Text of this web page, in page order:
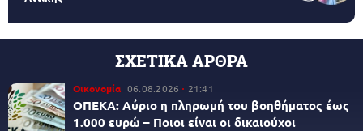
ΣΧΕΤΙΚΑ ΑΡΘΡΑ
Οικονομία 06.08.2026 21:41
ΟΠΕΚΑ: Αύριο η πληρωμή του βοηθήματος έως
1.000 ευρώ – Ποιοι είναι οι δικαιούχοι